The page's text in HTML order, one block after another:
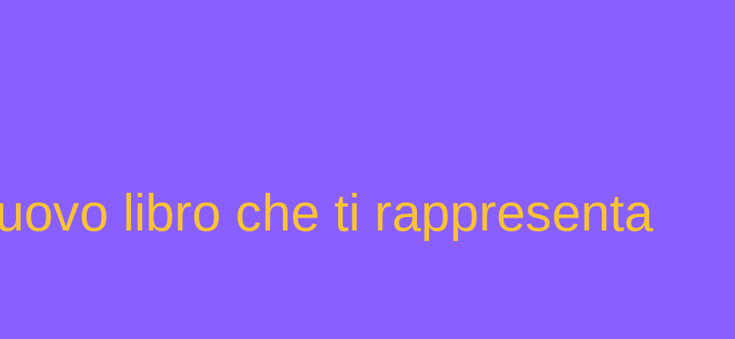
libro che ti rappresenta